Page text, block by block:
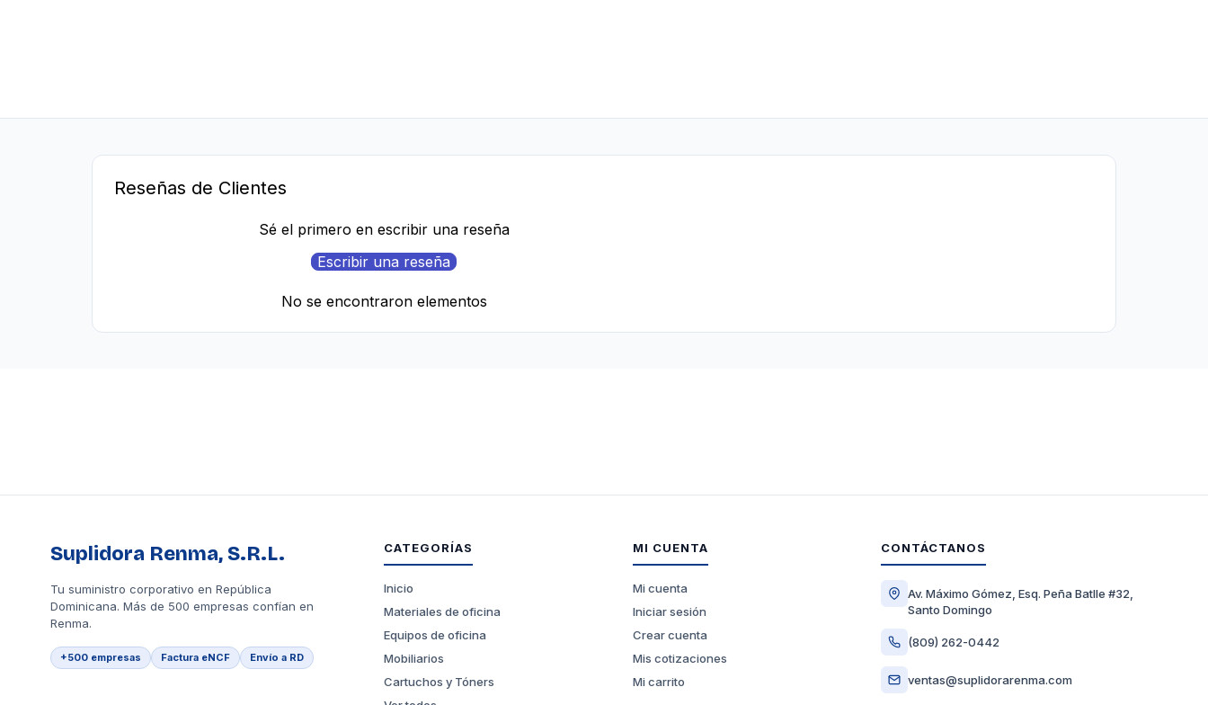
Reseñas de Clientes
Sé el primero en escribir una reseña
Escribir una reseña
No se encontraron elementos
Suplidora Renma, S.R.L.
Tu suministro corporativo en República
Dominicana. Más de 500 empresas confían en
Renma.
+500 empresas Factura eNCF Envío a RD
CATEGORÍAS
Inicio
Materiales de oficina
Equipos de oficina
Mobiliarios
Cartuchos y Tóners
MI CUENTA
Mi cuenta
Iniciar sesión
Crear cuenta
Mis cotizaciones
Mi carrito
CONTÁCTANOS
Av. Máximo Gómez, Esq. Peña Batlle #32,
Santo Domingo
(809) 262-0442
ventas@suplidorarenma.com